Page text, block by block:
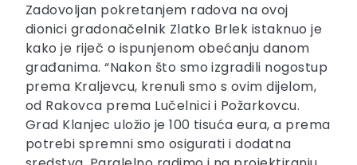
Zadovoljan pokretanjem radova na ovoj
dionici gradonačelnik Zlatko Brlek istaknuo je
kako je riječ o ispunjenom obećanju danom
građanima. “Nakon što smo izgradili nogostup
prema Kraljevcu, krenuli smo s ovim dijelom,
od Rakovca prema Lučelnici i Požarkovcu.
Grad Klanjec uložio je 100 tisuća eura, a prema
potrebi spremni smo osigurati i dodatna